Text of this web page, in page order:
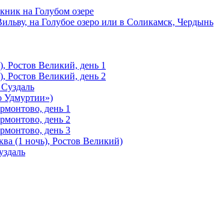
на Голубом озере
на Голубое озеро или в Соликамск, Чердынь
Ростов Великий, день 1
Ростов Великий, день 2
Удмуртии»)
день 1
день 2
день 3
(1 ночь), Ростов Великий)